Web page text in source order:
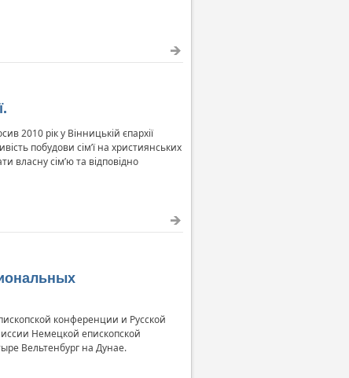
2010 рік у Вінницькій єпархії
побудови сім’ї на християнських
власну сім’ю та відповідно
конференции и Русской
Немецкой епископской
Вельтенбург на Дунае.